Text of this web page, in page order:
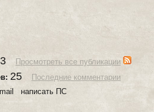
3
Просмотреть все публикации
25
Последние комментарии
mail написать ПС